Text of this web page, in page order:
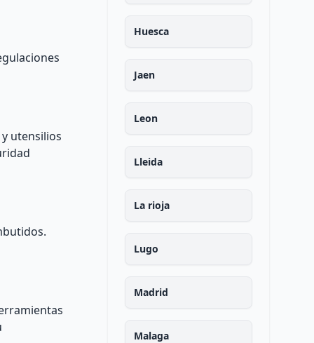
utensilios
Huesca
Jaen
Leon
Lleida
La rioja
Lugo
Madrid
Malaga